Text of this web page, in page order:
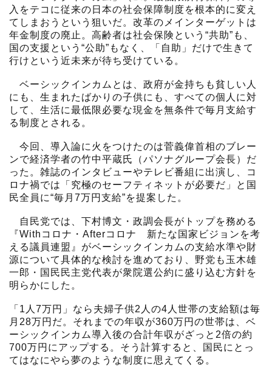
入をテコに従来の日本の社会保障制度を根本的に変え
てしまおうという狙いだ。改革のメインターゲットは
年金制度の廃止。高齢者は社会保険という“共助”も、
国の支援という“公助”もなく、「自助」だけで生きて
行けという近未来が待ち受けている。
ベーシックインカムとは、政府が金持ちも貧しい人
にも、生まれたばかりの子供にも、すべての個人に対
して、生活に最低限必要な現金を無条件で毎月支給す
る制度とされる。
今回、導入論に火をつけたのは菅義偉首相のブレー
ンで経済学者の竹中平蔵氏（パソナグループ会長）だ
った。雑誌のインタビューやテレビ番組に出演し、コ
ロナ禍では「究極のセーフティネットが必要だ」と国
民全員に“毎月7万円支給”を提案した。
自民党では、下村博文・政調会長がトップを務める
『Withコロナ・Afterコロナ 新たな国家ビジョンを考
える議員連盟』がベーシックインカムの支給水準や財
源について具体的な検討を進めており、野党も玉木雄
一郎・国民民主党代表が衆院選公約に盛り込む方針を
明らかにした。
「1人7万円」なら夫婦子供2人の4人世帯の支給額は毎
月28万円だ。それまでの年収が360万円の世帯は、ベ
ーシックインカム導入後の合計年収がざっと2倍の約
700万円にアップする。そう計算すると、国民にとっ
てはなにやら夢のような制度に思えてくる。